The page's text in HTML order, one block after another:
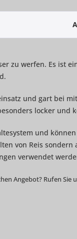
zu werfen. Es ist
und gart bei
locker und
und
von Reis sondern
verwendet
Angebot? Rufen Sie